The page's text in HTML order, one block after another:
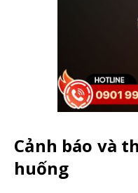
Cảnh báo và
huống